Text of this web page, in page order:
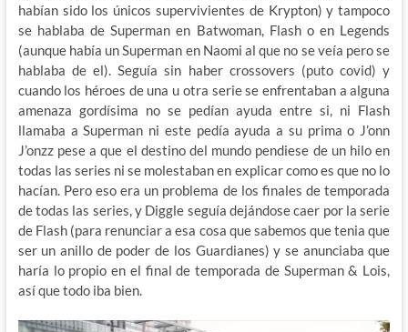
habían sido los únicos supervivientes de Krypton) y tampoco
se hablaba de Superman en Batwoman, Flash o en Legends
(aunque había un Superman en Naomi al que no se veía pero se
hablaba de el). Seguía sin haber crossovers (puto covid) y
cuando los héroes de una u otra serie se enfrentaban a alguna
amenaza gordísima no se pedían ayuda entre si, ni Flash
llamaba a Superman ni este pedía ayuda a su prima o J’onn
J’onzz pese a que el destino del mundo pendiese de un hilo en
todas las series ni se molestaban en explicar como es que no lo
hacían. Pero eso era un problema de los finales de temporada
de todas las series, y Diggle seguía dejándose caer por la serie
de Flash (para renunciar a esa cosa que sabemos que tenia que
ser un anillo de poder de los Guardianes) y se anunciaba que
haría lo propio en el final de temporada de Superman & Lois,
así que todo iba bien.